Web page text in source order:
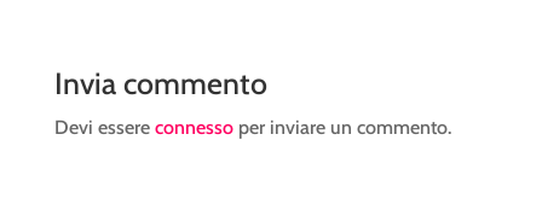
Invia commento
Devi essere connessoper inviare un commento.